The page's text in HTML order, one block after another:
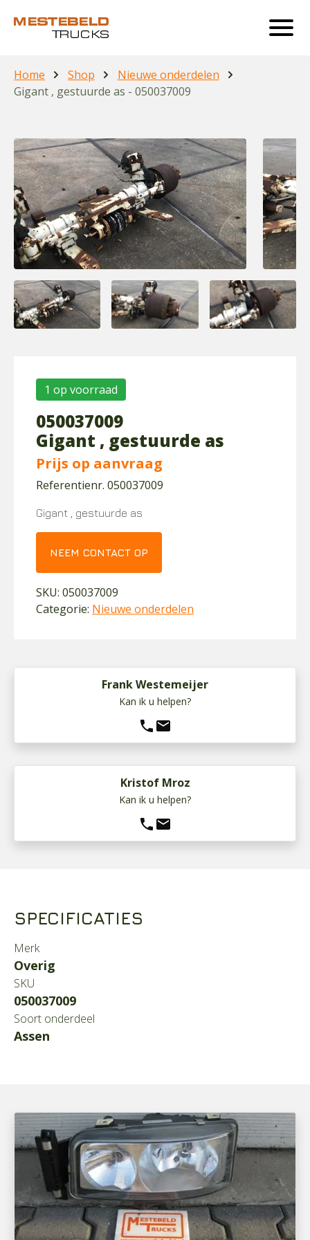
Home Shop
Nieuwe onderdelen
Gigant , gestuurde as - 050037009
1 op voorraad
050037009
Gigant , gestuurde as
Prijs op aanvraag
Referentienr. 050037009
Gigant , gestuurde as
NEEM CONTACT OP
SKU: 050037009
Categorie: Nieuwe onderdelen
Frank Westemeijer
Kan ik u helpen?
phone mail
Kristof Mroz
Kan ik u helpen?
phone mail
SPECIFICATIES
Merk
Overig
SKU
050037009
Soort onderdeel
Assen